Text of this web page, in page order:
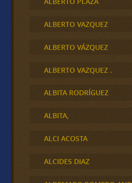
ALBERTO VAZQUEZ
ALBERTO VÁZQUEZ
ALBERTO VAZQUEZ .
ALBITA RODRÍGUEZ
ALBITA,
ALCI ACOSTA
ALCIDES DIAZ